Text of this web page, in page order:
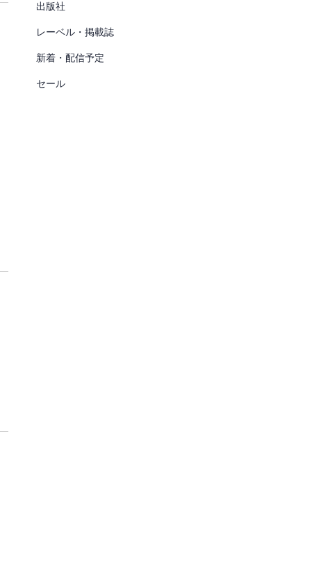
出版社
レーベル・掲載誌
新着・配信予定
セール